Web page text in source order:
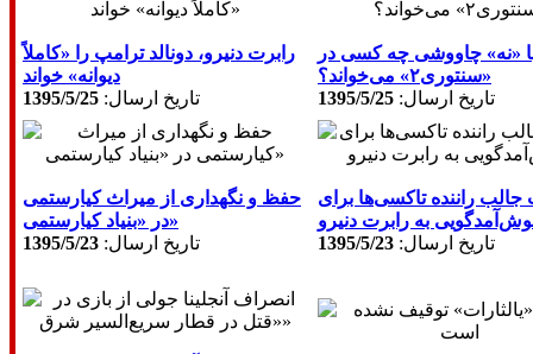
رابرت دنیرو، دونالد ترامپ را «کاملاً
دیوانه» خواند
تاريخ ارسال: 1395/5/25
«نه» چاووشی چه کسی در
«سنتوری٢» می‌خواند؟
تاريخ ارسال: 1395/5/25
حفظ و نگهداری از میراث کیارستمی
در «بنیاد کیارستمی»
تاريخ ارسال: 1395/5/23
راننده تاکسی‌ها برای
به رابرت دنیرو
تاريخ ارسال: 1395/5/23